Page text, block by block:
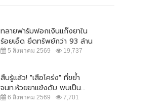
ทลายฟาร์มฟอกเงินแก๊งยาใน
ร้อยเอ็ด ยึดทรัพย์กว่า 93 ล้าน
5 สิงหาคม 2569 19,737
สืบรู้แล้ว! "เสือโคร่ง" ที่ขย้ำ
จนท.ห้วยขาแข้งดับ พบเป็น...
6 สิงหาคม 2569 7,701